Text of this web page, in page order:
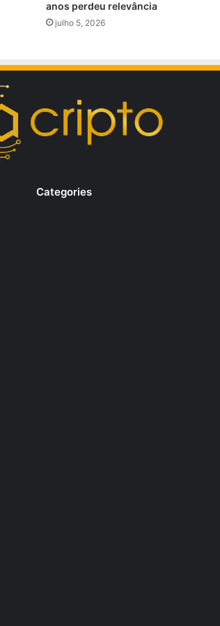
anos perdeu relevância
julho 5, 2026
Categories